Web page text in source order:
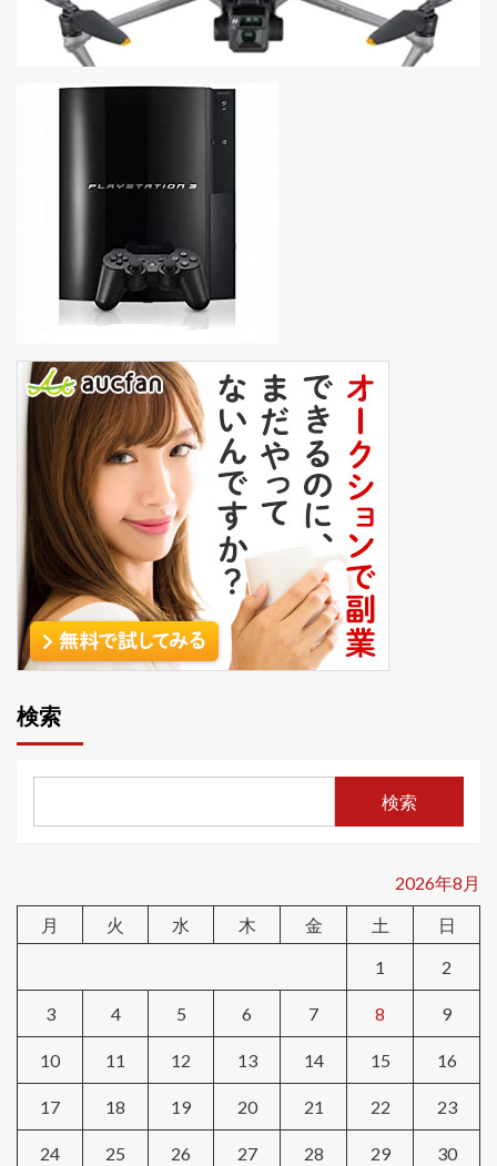
検索
検索
2026年8月
月
火 水 木 金 土
日
1
2
3 4 5 6 7 8 9
10 11 12 13 14 15 16
17 18 19 20 21 22 23
24 25 26 27 28 29 30